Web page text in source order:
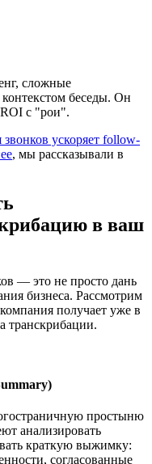
сложные
беседы. Он
с "рои".
звонков ускоряет follow-
, мы рассказывали в
в ваш
— это не просто дань
бизнеса. Рассмотрим
получает уже в
транскрибации.
простыню
анализировать
краткую выжимку:
согласованные